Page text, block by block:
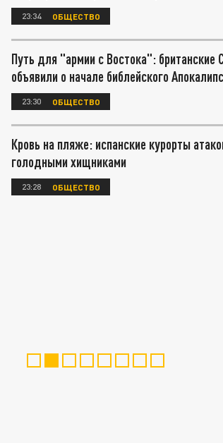
23:34 ОБЩЕСТВО
Путь для "армии с Востока": британские
объявили о начале библейского
23:30 ОБЩЕСТВО
Кровь на пляже: испанские курорты
голодными хищниками
23:28 ОБЩЕСТВО